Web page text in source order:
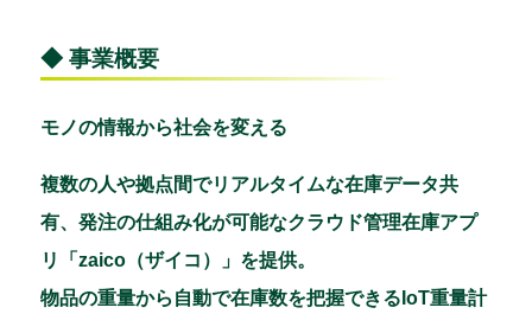
◆ 事業概要
モノの情報から社会を変える
複数の人や拠点間でリアルタイムな在庫データ共
有、発注の仕組み化が可能なクラウド管理在庫アプ
リ「zaico（ザイコ）」を提供。
物品の重量から自動で在庫数を把握できるIoT重量計